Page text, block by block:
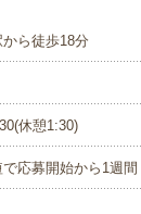
ら徒歩18分
休憩1:30)
応募開始から1週間